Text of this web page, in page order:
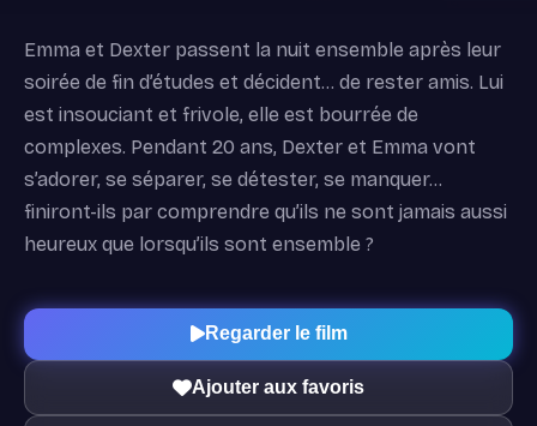
Emma et Dexter passent la nuit ensemble après leur
soirée de fin d’études et décident… de rester amis. Lui
est insouciant et frivole, elle est bourrée de
complexes. Pendant 20 ans, Dexter et Emma vont
s’adorer, se séparer, se détester, se manquer…
finiront-ils par comprendre qu’ils ne sont jamais aussi
heureux que lorsqu’ils sont ensemble ?
Regarder le film
Ajouter aux favoris